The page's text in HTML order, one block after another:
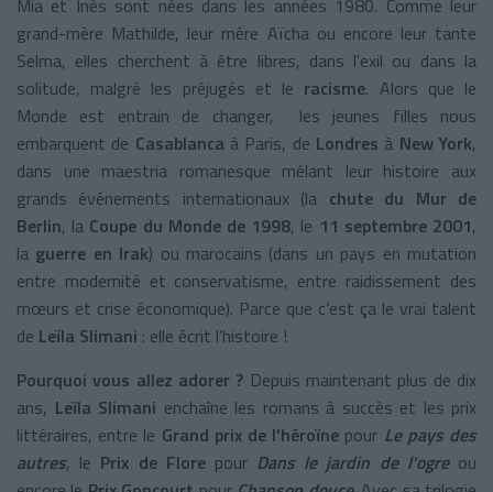
Mia et Inès sont nées dans les années 1980. Comme leur
grand-mère Mathilde, leur mère Aïcha ou encore leur tante
Selma, elles cherchent à être libres, dans l'exil ou dans la
solitude, malgré les préjugés et le racisme. Alors que le
Monde est entrain de changer, les jeunes filles nous
embarquent de Casablanca à Paris, de Londres à New York,
dans une maestria romanesque mêlant leur histoire aux
grands événements internationaux (la chute du Mur de
Berlin, la Coupe du Monde de 1998, le 11 septembre 2001,
la guerre en Irak) ou marocains (dans un pays en mutation
entre modernité et conservatisme, entre raidissement des
mœurs et crise économique). Parce que c’est ça le vrai talent
de Leïla Slimani : elle écrit l’histoire !
Pourquoi vous allez adorer ? Depuis maintenant plus de dix
ans, Leïla Slimani enchaîne les romans à succès et les prix
littéraires, entre le Grand prix de l'héroïne pour Le pays des
autres, le Prix de Florepour Dans le jardin de l'ogreou